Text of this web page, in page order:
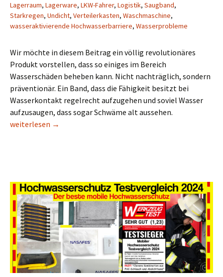
Lagerraum, Lagerware, LKW-Fahrer, Logistik, Saugband,
Starkregen, Undicht, Verteilerkasten, Waschmaschine,
wasseraktivierende Hochwasserbarriere, Wasserprobleme
Wir möchte in diesem Beitrag ein völlig revolutionäres
Produkt vorstellen, dass so einiges im Bereich
Wasserschäden beheben kann. Nicht nachträglich, sondern
präventionär. Ein Band, dass die Fähigkeit besitzt bei
Wasserkontakt regelrecht aufzugehen und soviel Wasser
aufzusaugen, dass sogar Schwäme alt aussehen.
Saugband – Das kleine Wunder gegen Wasser
weiterlesen →